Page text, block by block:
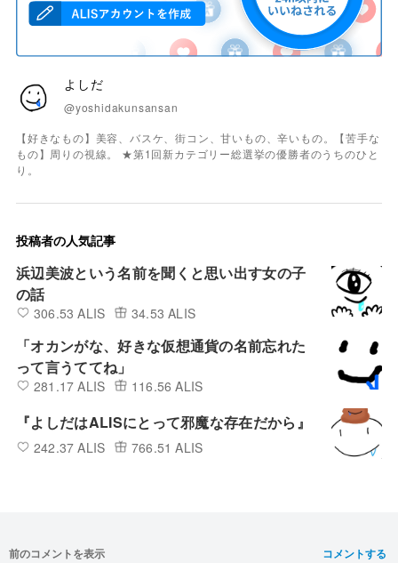
よしだ
@yoshidakunsansan
【好きなもの】美容、バスケ、街コン、甘いもの、辛いもの。【苦手な
もの】周りの視線。 ★第1回新カテゴリー総選挙の優勝者のうちのひと
り。
投稿者の人気記事
浜辺美波という名前を聞くと思い出す女の子
の話
306.53 ALIS 34.53 ALIS
「オカンがな、好きな仮想通貨の名前忘れた
って言うててね」
281.17 ALIS 116.56 ALIS
『よしだはALISにとって邪魔な存在だから』
242.37 ALIS 766.51 ALIS
コメントする
前のコメントを表示